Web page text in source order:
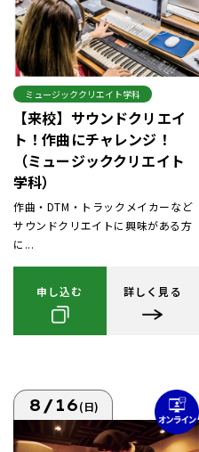
ミュージッククリエイト学科
【来校】サウンドクリエイ
ト！作曲にチャレンジ！
（ミュージッククリエイト
学科）
作曲・DTM・トラックメイカーなど
サウンドクリエイトに興味がある方
に...
申し込む 詳しく見る
8/16(日)